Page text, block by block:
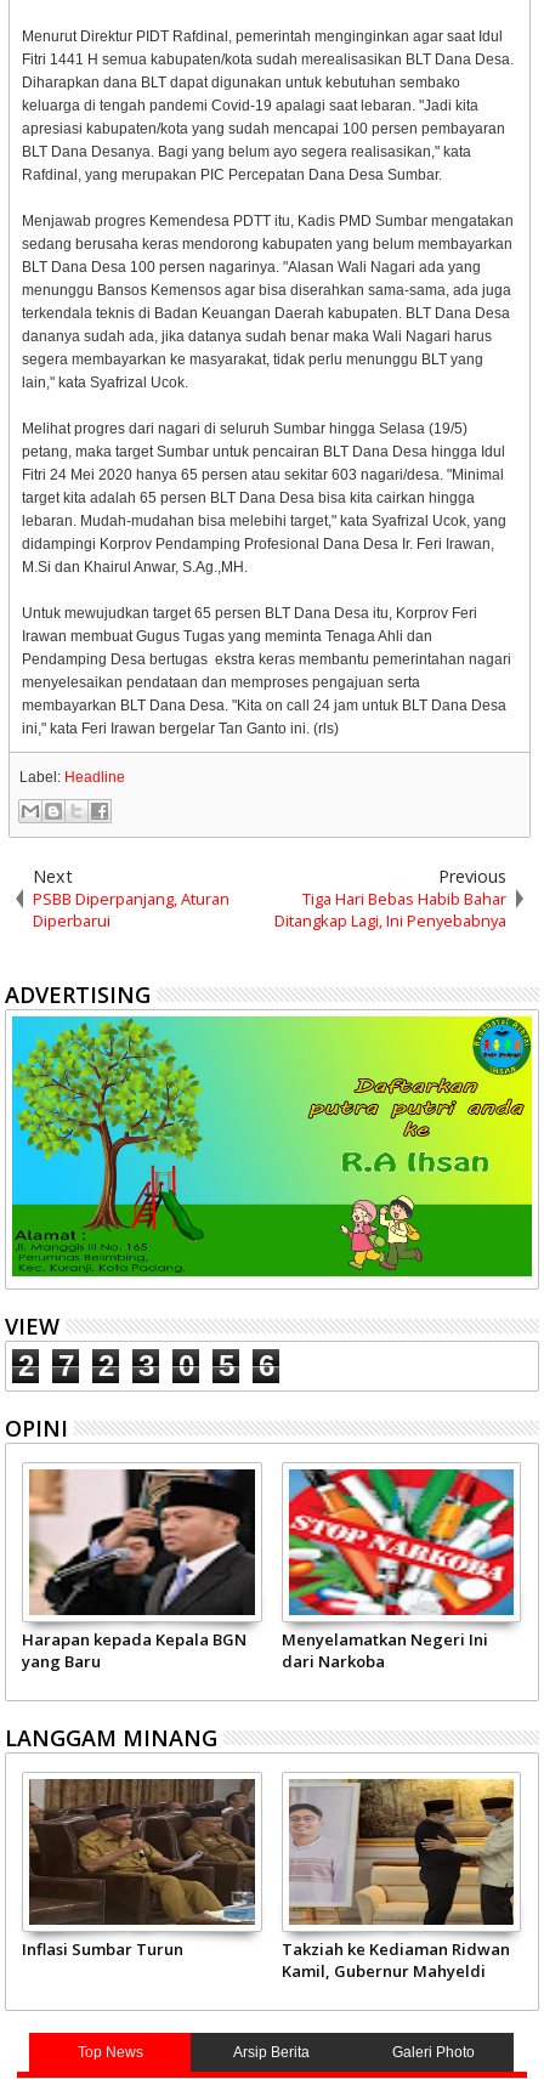
Menurut Direktur PIDT Rafdinal, pemerintah menginginkan agar saat Idul
Fitri 1441 H semua kabupaten/kota sudah merealisasikan BLT Dana Desa.
Diharapkan dana BLT dapat digunakan untuk kebutuhan sembako
keluarga di tengah pandemi Covid-19 apalagi saat lebaran. "Jadi kita
apresiasi kabupaten/kota yang sudah mencapai 100 persen pembayaran
BLT Dana Desanya. Bagi yang belum ayo segera realisasikan," kata
Rafdinal, yang merupakan PIC Percepatan Dana Desa Sumbar.
Menjawab progres Kemendesa PDTT itu, Kadis PMD Sumbar mengatakan
sedang berusaha keras mendorong kabupaten yang belum membayarkan
BLT Dana Desa 100 persen nagarinya. "Alasan Wali Nagari ada yang
menunggu Bansos Kemensos agar bisa diserahkan sama-sama, ada juga
terkendala teknis di Badan Keuangan Daerah kabupaten. BLT Dana Desa
dananya sudah ada, jika datanya sudah benar maka Wali Nagari harus
segera membayarkan ke masyarakat, tidak perlu menunggu BLT yang
lain," kata Syafrizal Ucok.
Melihat progres dari nagari di seluruh Sumbar hingga Selasa (19/5)
petang, maka target Sumbar untuk pencairan BLT Dana Desa hingga Idul
Fitri 24 Mei 2020 hanya 65 persen atau sekitar 603 nagari/desa. "Minimal
target kita adalah 65 persen BLT Dana Desa bisa kita cairkan hingga
lebaran. Mudah-mudahan bisa melebihi target," kata Syafrizal Ucok, yang
didampingi Korprov Pendamping Profesional Dana Desa Ir. Feri Irawan,
M.Si dan Khairul Anwar, S.Ag.,MH.
Untuk mewujudkan target 65 persen BLT Dana Desa itu, Korprov Feri
Irawan membuat Gugus Tugas yang meminta Tenaga Ahli dan
Pendamping Desa bertugas ekstra keras membantu pemerintahan nagari
menyelesaikan pendataan dan memproses pengajuan serta
membayarkan BLT Dana Desa. "Kita on call 24 jam untuk BLT Dana Desa
ini," kata Feri Irawan bergelar Tan Ganto ini. (rls)
Label: Headline
Next
PSBB Diperpanjang, Aturan
Diperbarui
Previous
Tiga Hari Bebas Habib Bahar
Ditangkap Lagi, Ini Penyebabnya
ADVERTISING
VIEW
2 7 2 3 0 5 6
OPINI
Harapan kepada Kepala BGN
yang Baru
Menyelamatkan Negeri Ini
dari Narkoba
LANGGAM MINANG
Inflasi Sumbar Turun
Takziah ke Kediaman Ridwan
Kamil, Gubernur Mahyeldi
Top News Arsip Berita Galeri Photo